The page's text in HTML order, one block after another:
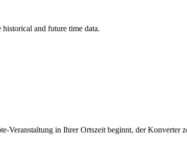
and future time data.
Veranstaltung in Ihrer Ortszeit beginnt, der Konverter